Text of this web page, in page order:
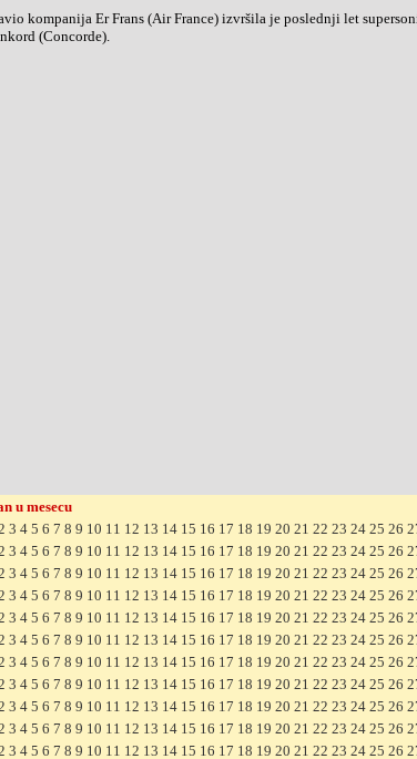
(Concorde).
u mesecu
3 4 5 6 7 8 9 10 11 12 13 14 15 16 17 18 19 20 21 22 23 24 25 26
3 4 5 6 7 8 9 10 11 12 13 14 15 16 17 18 19 20 21 22 23 24 25 26
3 4 5 6 7 8 9 10 11 12 13 14 15 16 17 18 19 20 21 22 23 24 25 26
3 4 5 6 7 8 9 10 11 12 13 14 15 16 17 18 19 20 21 22 23 24 25 26
3 4 5 6 7 8 9 10 11 12 13 14 15 16 17 18 19 20 21 22 23 24 25 26
3 4 5 6 7 8 9 10 11 12 13 14 15 16 17 18 19 20 21 22 23 24 25 26
3 4 5 6 7 8 9 10 11 12 13 14 15 16 17 18 19 20 21 22 23 24 25 26
3 4 5 6 7 8 9 10 11 12 13 14 15 16 17 18 19 20 21 22 23 24 25 26
3 4 5 6 7 8 9 10 11 12 13 14 15 16 17 18 19 20 21 22 23 24 25 26
3 4 5 6 7 8 9 10 11 12 13 14 15 16 17 18 19 20 21 22 23 24 25 26
3 4 5 6 7 8 9 10 11 12 13 14 15 16 17 18 19 20 21 22 23 24 25 26